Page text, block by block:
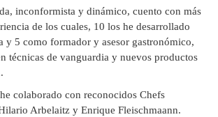
inconformista y dinámico, cuento con más
de los cuales, 10 los he desarrollado
y 5 como formador y asesor gastronómico,
técnicas de vanguardia y nuevos productos
colaborado con reconocidos Chefs
Arbelaitz y Enrique Fleischmaann.